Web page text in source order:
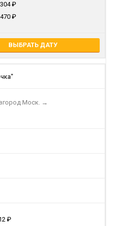
ВЫБРАТЬ ДАТУ
Моск. →